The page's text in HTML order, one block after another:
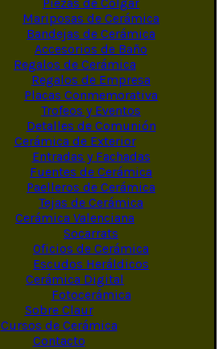
Mariposas de Cerámica
Bandejas de Cerámica
Accesorios de Baño
Regalos de Cerámica
Regalos de Empresa
Placas Conmemorativa
Trofeos y Eventos
Detalles de Comunión
Cerámica de Exterior
Entradas y Fachadas
Fuentes de Cerámica
Paelleros de Cerámica
Tejas de Cerámica
Cerámica Valenciana
Socarrats
Oficios de Cerámica
Escudos Heráldicos
Cerámica Digital
Fotocerámica
Sobre Claur
Cursos de Cerámica
Contacto